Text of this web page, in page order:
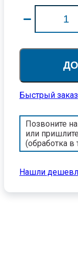
Быстрый заказ
Позвоните
или
(обработка в
Нашли